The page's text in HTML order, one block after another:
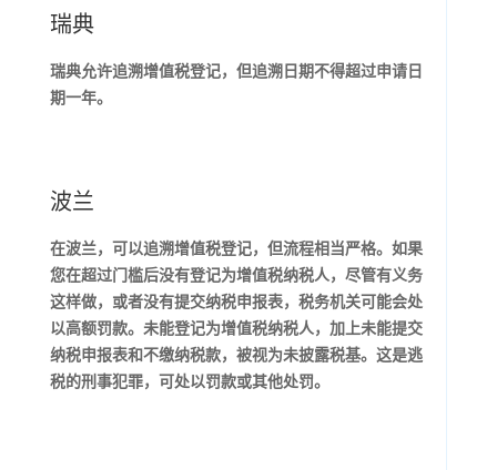
瑞典
瑞典允许追溯增值税登记，但追溯日期不得超过申请日
期一年。
波兰
在波兰，可以追溯增值税登记，但流程相当严格。如果
您在超过门槛后没有登记为增值税纳税人，尽管有义务
这样做，或者没有提交纳税申报表，税务机关可能会处
以高额罚款。未能登记为增值税纳税人，加上未能提交
纳税申报表和不缴纳税款，被视为未披露税基。这是逃
税的刑事犯罪，可处以罚款或其他处罚。